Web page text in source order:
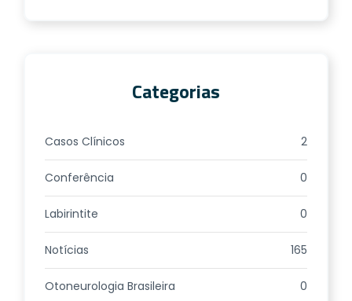
Categorias
Casos Clínicos 2
Conferência 0
Labirintite 0
Notícias 165
Otoneurologia Brasileira 0